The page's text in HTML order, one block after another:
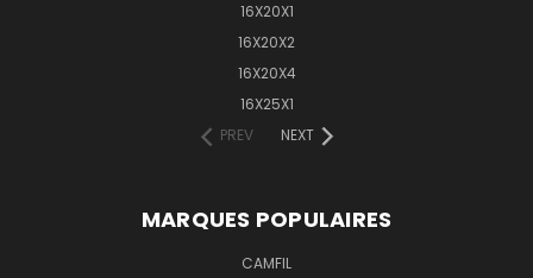
16X20X1
16X20X2
16X20X4
16X25X1
PREV
NEXT
MARQUES POPULAIRES
CAMFIL